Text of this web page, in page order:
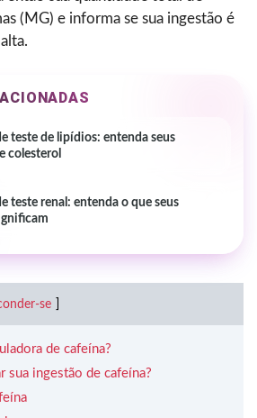
(MG) e informa se sua ingestão é
teste de lipídios: entenda seus
colesterol
teste renal: entenda o que seus
se
de cafeína?
sua ingestão de cafeína?